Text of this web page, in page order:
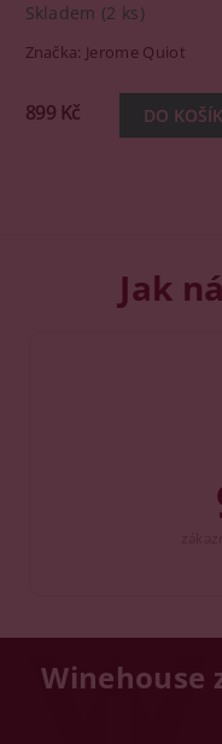
Skladem (2 ks)
Značka: Jerome Quiot
899 Kč
Jak
Winehouse